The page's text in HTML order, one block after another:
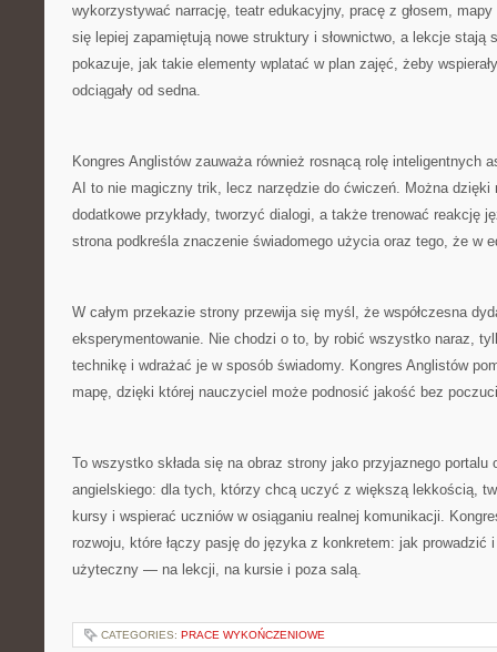
wykorzystywać narrację, teatr edukacyjny, pracę z głosem,
się lepiej zapamiętują nowe struktury i słownictwo, a lekcje stają
pokazuje, jak takie elementy wplatać w plan zajęć, żeby
odciągały od sedna.
Kongres Anglistów zauważa również rosnącą rolę inteligentnych
AI to nie magiczny trik, lecz narzędzie do ćwiczeń. Można dzięki
dodatkowe przykłady, tworzyć dialogi, a także trenować reakcję
strona podkreśla znaczenie świadomego użycia oraz tego, że w
W całym przekazie strony przewija się myśl, że współczesna
eksperymentowanie. Nie chodzi o to, by robić wszystko naraz,
technikę i wdrażać je w sposób świadomy. Kongres Anglistów
mapę, dzięki której nauczyciel może podnosić jakość bez
To wszystko składa się na obraz strony jako przyjaznego portalu
angielskiego: dla tych, którzy chcą uczyć z większą lekkością,
kursy i wspierać uczniów w osiąganiu realnej komunikacji.
rozwoju, które łączy pasję do języka z konkretem: jak prowadzić
użyteczny — na lekcji, na kursie i poza salą.
CATEGORIES: PRACE WYKOŃCZENIOWE